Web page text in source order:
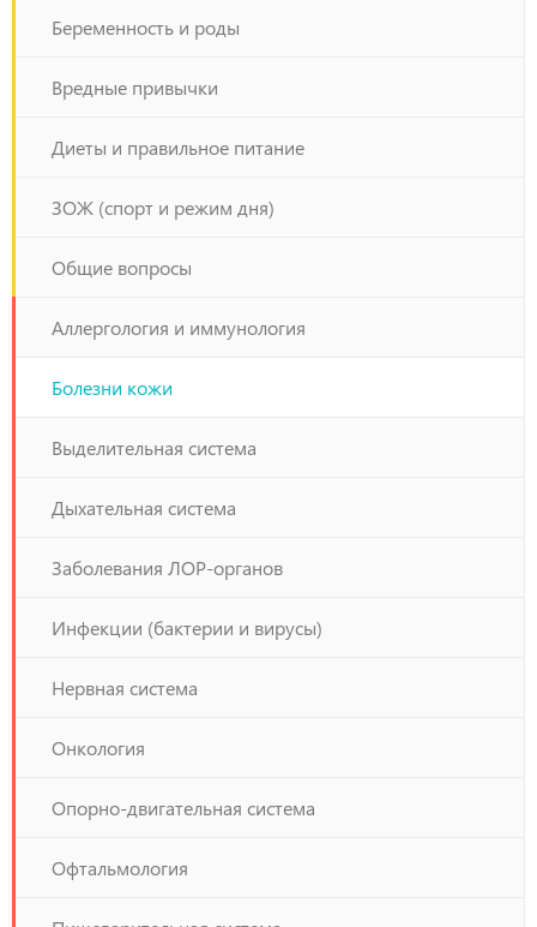
Беременность и роды
Вредные привычки
Диеты и правильное питание
ЗОЖ (спорт и режим дня)
Общие вопросы
Аллергология и иммунология
Болезни кожи
Выделительная система
Дыхательная система
Заболевания ЛОР-органов
Инфекции (бактерии и вирусы)
Нервная система
Онкология
Опорно-двигательная система
Офтальмология